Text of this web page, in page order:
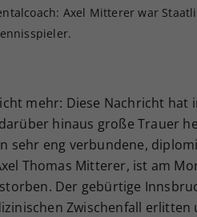
Axel Mitterer war
mehr: Diese Nachricht hat
hinaus große Trauer
sehr eng verbundene,
Thomas Mitterer, ist am
Der gebürtige
Zwischenfall